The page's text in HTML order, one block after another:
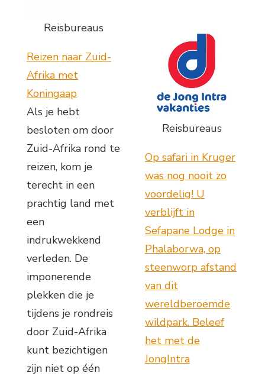
Reisbureaus
Reizen naar Zuid-
Afrika met
Koningaap
Als je hebt
besloten om door
Zuid-Afrika rond te
reizen, kom je
terecht in een
prachtig land met
een
indrukwekkend
verleden. De
imponerende
plekken die je
tijdens je rondreis
door Zuid-Afrika
kunt bezichtigen
zijn niet op één
Reisbureaus
Op safari in Kruger
was nog nooit zo
voordelig! U
verblijft in
Sefapane Lodge in
Phalaborwa, op
steenworp afstand
van dit
wereldberoemde
wildpark. Beleef
het met de
JongIntra